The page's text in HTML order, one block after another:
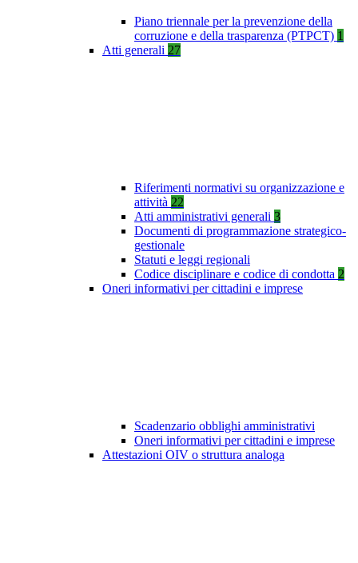
Piano triennale per la prevenzione della
corruzione e della trasparenza (PTPCT) 1
Atti generali 27
Riferimenti normativi su organizzazione e
attività 22
Atti amministrativi generali 3
Documenti di programmazione strategico-
gestionale
Statuti e leggi regionali
Codice disciplinare e codice di condotta 2
Oneri informativi per cittadini e imprese
Scadenzario obblighi amministrativi
Oneri informativi per cittadini e imprese
Attestazioni OIV o struttura analoga